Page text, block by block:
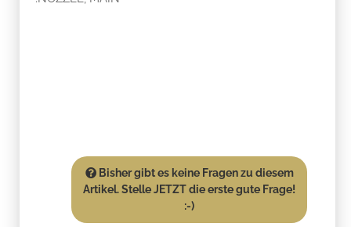
Bisher gibt es keine Fragen zu diesem
Artikel. Stelle JETZT die erste gute Frage!
:-)